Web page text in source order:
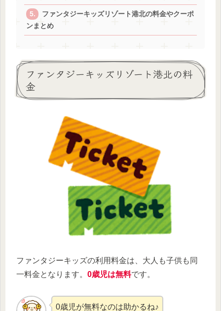
ファンタジーキッズリゾート港北の料金やクーポ
ンまとめ
ファンタジーキッズリゾート港北の料
金
ファンタジーキッズの利用料金は、大人も子供も同
一料金となります。 0歳児は無料です。
0歳児が無料なのは助かるね♪